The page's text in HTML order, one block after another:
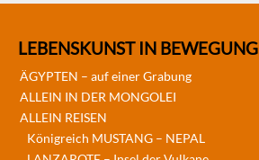
LEBENSKUNST IN BEWEGUNG
ÄGYPTEN – auf einer Grabung
ALLEIN IN DER MONGOLEI
ALLEIN REISEN
Königreich MUSTANG – NEPAL